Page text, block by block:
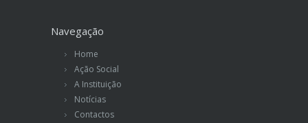
Navegação
Home
Ação Social
A Instituição
Notícias
Contactos